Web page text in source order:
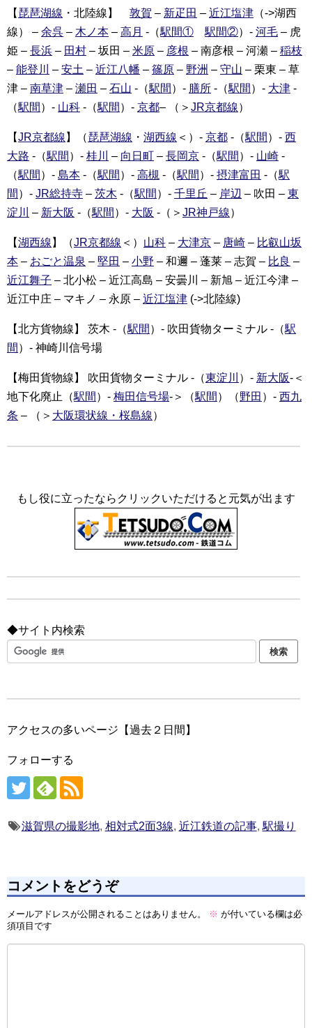
【 琵琶湖線 ・北陸線】 敦賀 – 新疋田 – 近江塩津 （->湖西
線） – 余呉 – 木ノ本 – 高月 -（駅間① 駅間②）- 河毛 – 虎
姫 – 長浜 – 田村 – 坂田 – 米原 – 彦根 – 南彦根 – 河瀬 – 稲枝
– 能登川 – 安土 – 近江八幡 – 篠原 – 野洲 – 守山 – 栗東 – 草
津 – 南草津 – 瀬田 – 石山 -（駅間 ）- 膳所 -（駅間 ）- 大津 -
（駅間 ）- 山科 -（駅間 ）- 京都– （＞ JR京都線）
【JR京都線 】（琵琶湖線 ・ 湖西線 ＜）- 京都 -（駅間 ）- 西
大路 -（駅間 ）- 桂川 – 向日町 – 長岡京 -（駅間 ）- 山崎 -
（駅間 ）- 島本 -（駅間 ）- 高槻 -（駅間 ）- 摂津富田 -（駅
間 ）- JR総持寺 – 茨木 -（駅間 ）- 千里丘 – 岸辺 – 吹田 – 東
淀川
– 新大阪 -（駅間 ）- 大阪 -（＞ JR神戸線）
【湖西線 】（JR京都線 ＜） 山科 – 大津京 – 唐崎 – 比叡山坂
本 – おごと温泉 – 堅田 – 小野 – 和邇 – 蓬莱 – 志賀 – 比良 –
近江舞子 – 北小松 – 近江高島 – 安曇川 – 新旭 – 近江今津 –
近江中庄 – マキノ – 永原 – 近江塩津 (->北陸線)
【北方貨物線】 茨木 -（駅間 ）- 吹田貨物ターミナル -（駅
間 ）- 神崎川信号場
【梅田貨物線】 吹田貨物ターミナル -（東淀川 ）- 新大阪-＜
地下化廃止（駅間 ）- 梅田信号場-＞（駅間 ）（野田 ）- 西九
条 – （＞ 大阪環状線・桜島線）
もし役に立ったならクリックいただけると元気が出ます
◆サイト内検索
アクセスの多いページ【過去２日間】
フォローする
滋賀県の撮影地, 相対式2面3線, 近江鉄道の記事, 駅撮り
コメントをどうぞ
メールアドレスが公開されることはありません。 ※ が付いている欄は必
須項目です